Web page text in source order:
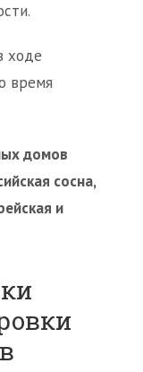
ходе
время
домов
сосна,
и